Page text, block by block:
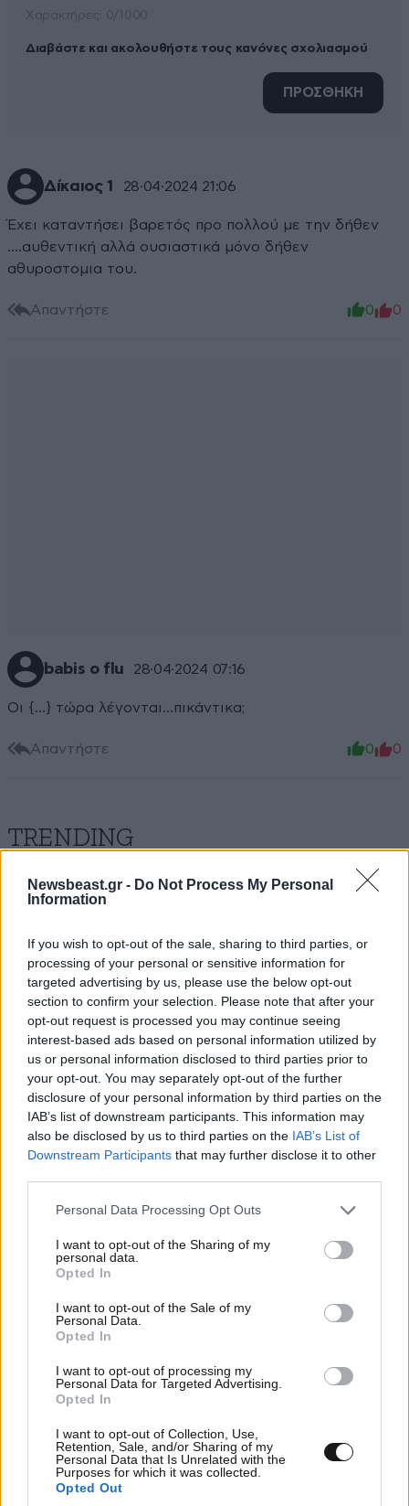
Newsbeast.gr - Do Not Process My Personal
Information
If you wish to opt-out of the sale, sharing to third parties, or
processing of your personal or sensitive information for
targeted advertising by us, please use the below opt-out
section to confirm your selection. Please note that after your
opt-out request is processed you may continue seeing
interest-based ads based on personal information utilized by
us or personal information disclosed to third parties prior to
your opt-out. You may separately opt-out of the further
disclosure of your personal information by third parties on the
IAB’s list of downstream participants. This information may
also be disclosed by us to third parties on the IAB’s List of
Downstream Participants that may further disclose it to other
Please note that this website/app uses one or more Google
not limited to your visit or usage behaviour. You may click to
grant or deny consent to Google and its third-party tags to
use your data for below specified purposes in below Google
consent section.
Personal Data Processing Opt Outs
I want to opt-out of the Sharing of my
personal data.
Opted In
I want to opt-out of the Sale of my
Personal Data.
Opted In
I want to opt-out of processing my
Personal Data for Targeted Advertising.
Opted In
I want to opt-out of Collection, Use,
Retention, Sale, and/or Sharing of my
Personal Data that Is Unrelated with the
Purposes for which it was collected.
Opted Out
Διαβάστε και ακολουθήστε τους κανόνες σχολιασμού
ΠΡΟΣΘΗΚΗ
Δίκαιος 1 28·04·2024 21:06
Έχει καταντήσει βαρετός προ πολλού με την δήθεν
....αυθεντική αλλά ουσιαστικά μόνο δήθεν
αθυροστομια του.
Απαντήστε 0 0
babis o flu 28·04·2024 07:16
Οι {...} τώρα λέγονται...πικάντικα;
Απαντήστε 0 0
TRENDING
LIFESTYLE08·08·2026 19:12
Εριέττα Κούρκουλου – Τα 33α γενέθλια και τα
φιλιά με τον Βύρωνα Βασιλειάδη: «Καμία στιγμή
ευτυχίας δεδομένη»